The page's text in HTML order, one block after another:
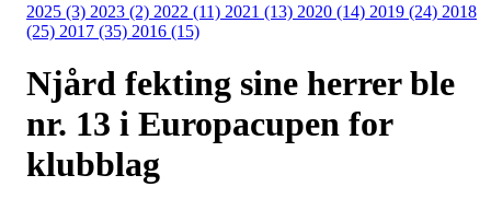
2025 (3) 2023 (2) 2022 (11) 2021 (13) 2020 (14) 2019 (24) 2018
(25) 2017 (35) 2016 (15)
Njård fekting sine herrer ble
nr. 13 i Europacupen for
klubblag